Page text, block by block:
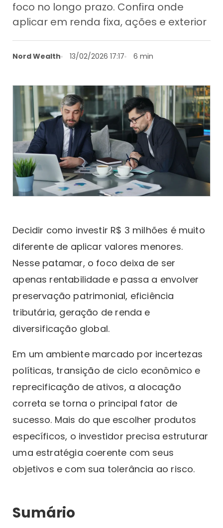
foco no longo prazo. Confira onde
aplicar em renda fixa, ações e exterior
Nord Wealth 13/02/2026 17:17 6 min
Decidir como investir R$ 3 milhões é muito
diferente de aplicar valores menores.
Nesse patamar, o foco deixa de ser
apenas rentabilidade e passa a envolver
preservação patrimonial, eficiência
tributária, geração de renda e
diversificação global.
Em um ambiente marcado por incertezas
políticas, transição de ciclo econômico e
reprecificação de ativos, a alocação
correta se torna o principal fator de
sucesso. Mais do que escolher produtos
específicos, o investidor precisa estruturar
uma estratégia coerente com seus
objetivos e com sua tolerância ao risco.
Sumário